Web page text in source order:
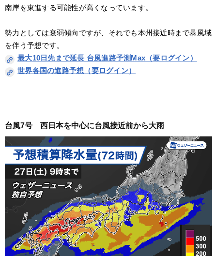
南岸を東進する可能性が高くなっています。
勢力としては衰弱傾向ですが、それでも本州接近時まで暴風域
を伴う予想です。
最大10日先まで延長 台風進路予測Max（要ログイン）
世界各国の進路予想（要ログイン）
台風7号　西日本を中心に台風接近前から大雨